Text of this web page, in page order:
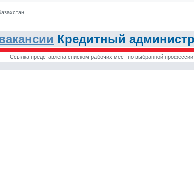
Кредитный
Ссылка представлена списком рабочих мест по выбранной профессии